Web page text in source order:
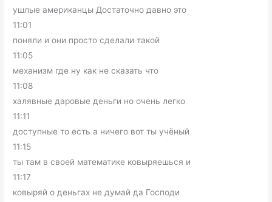
ушлые американцы Достаточно давно это
11:01
поняли и они просто сделали такой
11:05
механизм где ну как не сказать что
11:08
халявные даровые деньги но очень легко
11:11
доступные то есть а ничего вот ты учёный
11:15
ты там в своей математике ковыряешься и
11:17
ковыряй о деньгах не думай да Господи